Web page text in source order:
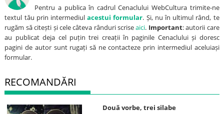
Pentru a publica în cadrul Cenaclului WebCultura trimite-ne
textul tău prin intermediulacestui formular. Și, nu în ultimul rând, te
rugăm să citești și cele câteva rânduri scriseaici. Important: autorii care
au publicat deja cel puțin trei creații în paginile Cenaclului și doresc
pagini de autor sunt rugați să ne contacteze prin intermediul aceluiași
formular.
RECOMANDĂRI
Două vorbe, trei silabe